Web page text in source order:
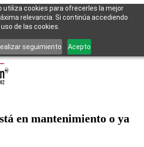
utiliza cookies para ofrecerles la mejor
relevancia. Si continúa accediendo
de las cookies.
seguimiento Acepto
empeñoCompraContacto
sesión
en mantenimiento o ya